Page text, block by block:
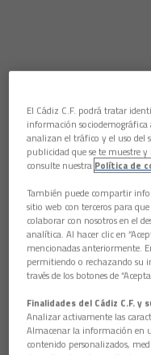
El Cádiz C.F. podrá tratar
información sociodemográfica
analizan el tráfico y el uso del
publicidad que se te muestre
consulte nuestra Política de
También puede compartir
sitio web con terceros para
colaborar con nosotros en el
analítica. Al hacer clic en
mencionadas anteriormente.
permitiendo o rechazando su
través de los botones de
Finalidades del Cádiz C.F. y
Analizar activamente las
Almacenar la información en
contenido personalizados,